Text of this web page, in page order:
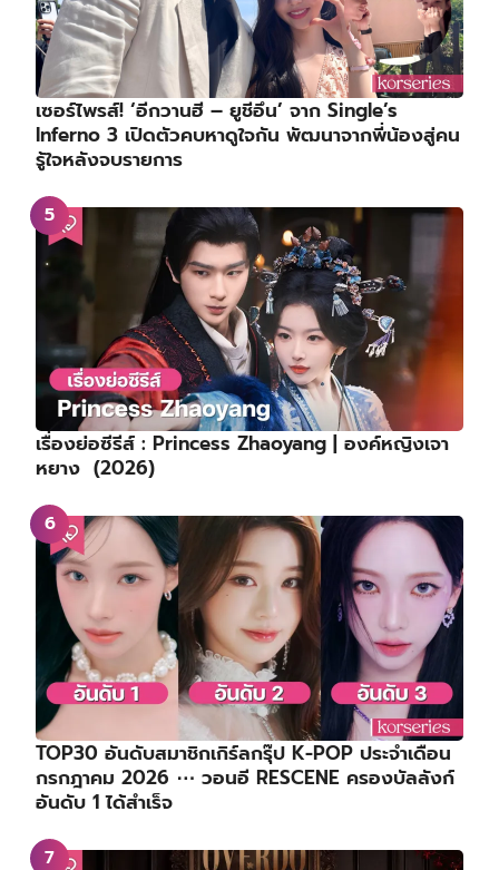
เซอร์ไพรส์! ‘อีกวานฮี – ยูชีอึน’ จาก Single’s
Inferno 3 เปิดตัวคบหาดูใจกัน พัฒนาจากพี่น้องสู่คน
รู้ใจหลังจบรายการ
เรื่องย่อซีรีส์ : Princess Zhaoyang | องค์หญิงเจา
หยาง (2026)
TOP30 อันดับสมาชิกเกิร์ลกรุ๊ป K-POP ประจำเดือน
กรกฎาคม 2026 ⋯ วอนอี RESCENE ครองบัลลังก์
อันดับ 1 ได้สำเร็จ